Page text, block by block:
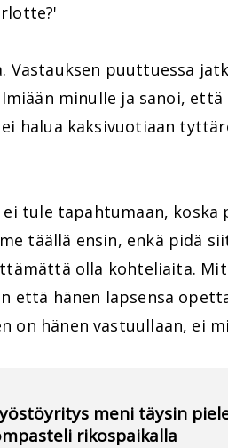
Vastauksen puuttuessa
minulle ja sanoi,
halua kaksivuotiaan
ei tule tapahtumaan,
täällä ensin, enkä pidä
olla kohteliaita.
että hänen lapsensa
on hänen vastuullaan, ei
meni täysin
rikospaikalla